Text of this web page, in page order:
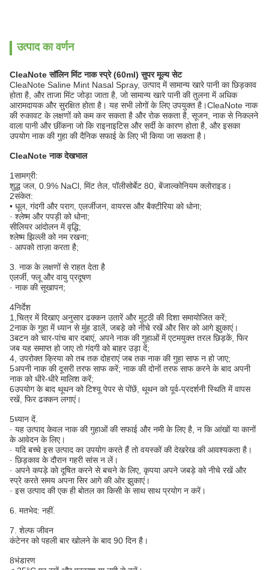
उत्पाद का वर्णन
CleaNote सॉलिन मिंट नाक स्प्रे (60ml) सुपर मूल्य सेट
CleaNote Saline Mint Nasal Spray, उत्पाद में सामान्य खारे पानी का छिड़काव
होता है, और ताजा मिंट जोड़ा जाता है, जो सामान्य खारे पानी की तुलना में अधिक
आरामदायक और सुरक्षित होता है। यह सभी लोगों के लिए उपयुक्त है।CleaNote नाक
की रुकावट के लक्षणों को कम कर सकता है और रोक सकता है, सूजन, नाक से निकलने
वाला पानी और छींकना जो कि राइनाइटिस और सर्दी के कारण होता है, और इसका
उपयोग नाक की गुहा की दैनिक सफाई के लिए भी किया जा सकता है।
CleaNote नाक देखभाल
1सामग्री:
शुद्ध जल, 0.9% NaCl, मिंट तेल, पॉलीसोर्बेट 80, बेंजाल्कोनियम क्लोराइड।
2संकेत:
• धूल, गंदगी और पराग, एलर्जीजन, वायरस और बैक्टीरिया को धोना;
· श्लेष्म और पपड़ी को धोना;
सीलियर आंदोलन में वृद्धि;
श्लेष्म झिल्ली को नम रखना;
· आपको ताज़ा करता है;
3. नाक के लक्षणों से राहत देता है
एलर्जी, फ्लू और वायु प्रदूषण
· नाक की सूखापन;
4निर्देश
1,चित्र में दिखाए अनुसार ढक्कन उतारें और मुट्ठी की दिशा समायोजित करें;
2नाक के गुहा में ध्यान से मुंह डालें, जबड़े को नीचे रखें और सिर को आगे झुकाएं।
3बटन को चार-पांच बार दबाएं, अपने नाक की गुहाओं में एटमयुक्त तरल छिड़कें, फिर
जब यह समाप्त हो जाए तो गंदगी को बाहर उड़ा दें;
4, उपरोक्त क्रिया को तब तक दोहराएं जब तक नाक की गुहा साफ न हो जाए;
5अपनी नाक की दूसरी तरफ साफ करें; नाक की दोनों तरफ साफ करने के बाद अपनी
नाक को धीरे-धीरे मालिश करें;
6उपयोग के बाद थूथन को टिश्यू पेपर से पोंछें, थूथन को पूर्व-प्रदर्शनी स्थिति में वापस
रखें, फिर ढक्कन लगाएं।
5ध्यान दें.
· यह उत्पाद केवल नाक की गुहाओं की सफाई और नमी के लिए है, न कि आंखों या कानों
के आवेदन के लिए।
· यदि बच्चे इस उत्पाद का उपयोग करते हैं तो वयस्कों की देखरेख की आवश्यकता है।
· छिड़काव के दौरान गहरी सांस न लें।
· अपने कपड़े को दूषित करने से बचने के लिए, कृपया अपने जबड़े को नीचे रखें और
स्प्रे करते समय अपना सिर आगे की ओर झुकाएं।
· इस उत्पाद की एक ही बोतल का किसी के साथ साथ प्रयोग न करें।
6. मतभेद: नहीं.
7. शेल्फ जीवन
कंटेनर को पहली बार खोलने के बाद 90 दिन है।
8भंडारण